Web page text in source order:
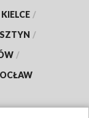
KIELCE /
/
/